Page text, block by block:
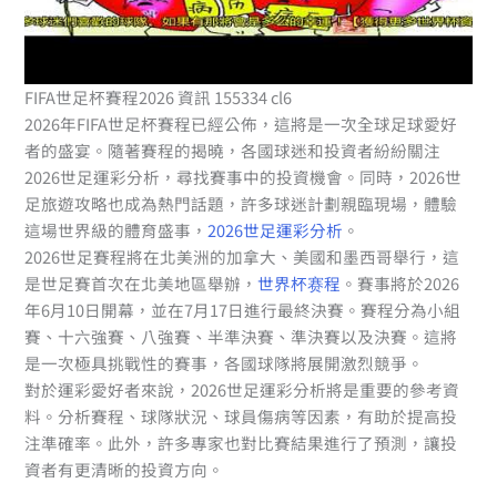
FIFA世足杯賽程2026 資訊 155334 cl6
2026年FIFA世足杯賽程已經公佈，這將是一次全球足球愛好
者的盛宴。隨著賽程的揭曉，各國球迷和投資者紛紛關注
2026世足運彩分析，尋找賽事中的投資機會。同時，2026世
足旅遊攻略也成為熱門話題，許多球迷計劃親臨現場，體驗
這場世界級的體育盛事，2026世足運彩分析 。
2026世足賽程將在北美洲的加拿大、美國和墨西哥舉行，這
是世足賽首次在北美地區舉辦，世界杯赛程 。賽事將於2026
年6月10日開幕，並在7月17日進行最終決賽。賽程分為小組
賽、十六強賽、八強賽、半準決賽、準決賽以及決賽。這將
是一次極具挑戰性的賽事，各國球隊將展開激烈競爭。
對於運彩愛好者來說，2026世足運彩分析將是重要的參考資
料。分析賽程、球隊狀況、球員傷病等因素，有助於提高投
注準確率。此外，許多專家也對比賽結果進行了預測，讓投
資者有更清晰的投資方向。